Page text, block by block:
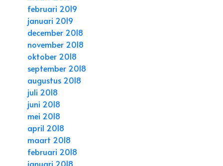
februari 2019
januari 2019
december 2018
november 2018
oktober 2018
september 2018
augustus 2018
juli 2018
juni 2018
mei 2018
april 2018
maart 2018
februari 2018
januari 2018